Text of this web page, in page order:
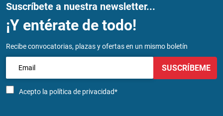
Suscríbete a nuestra newsletter...
¡Y entérate de todo!
Recibe convocatorias, plazas y ofertas en un mismo boletín
Acepto la política de privacidad*
SUSCRÍBEME